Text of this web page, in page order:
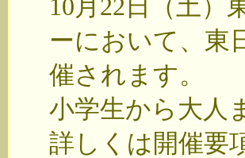
10月22日（土）
ーにおいて、東
催されます。
小学生から大人
詳しくは開催要